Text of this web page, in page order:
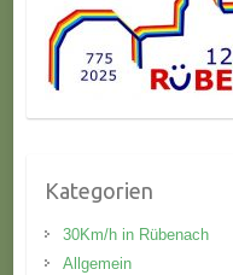
Kategorien
30Km/h in Rübenach
Allgemein